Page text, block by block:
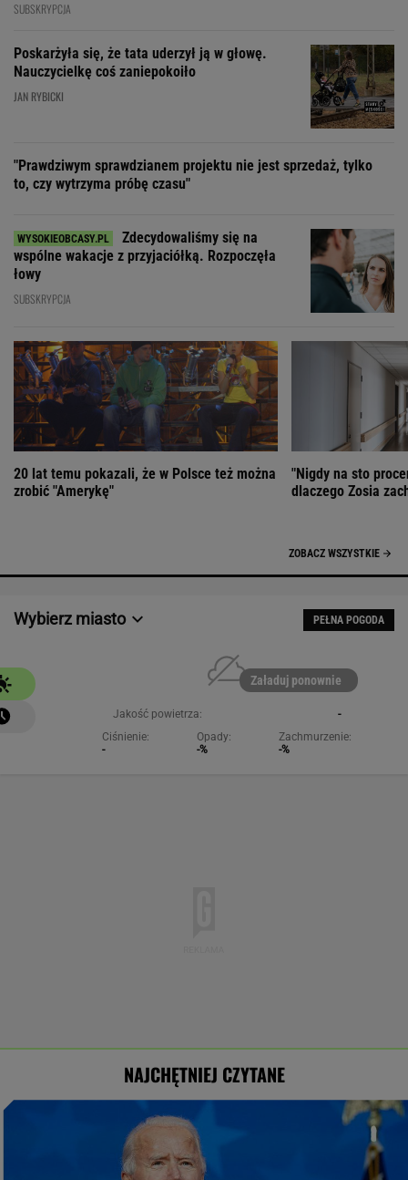
SUBSKRYPCJA
Poskarżyła się, że tata uderzył ją w głowę.
Nauczycielkę coś zaniepokoiło
JAN RYBICKI
"Prawdziwym sprawdzianem projektu nie jest sprzedaż, tylko
to, czy wytrzyma próbę czasu"
Zdecydowaliśmy się na
wspólne wakacje z przyjaciółką. Rozpoczęła
łowy
SUBSKRYPCJA
20 lat temu pokazali, że w Polsce też można
zrobić "Amerykę"
"Nigdy na sto
dlaczego Zosia
ZOBACZ WSZYSTKIE
Wybierz miasto PEŁNA POGODA
Załaduj ponownie
Jakość powietrza:
-
Ciśnienie:
-
Opady:
-%
Zachmurzenie:
-%
NAJCHĘTNIEJ CZYTANE